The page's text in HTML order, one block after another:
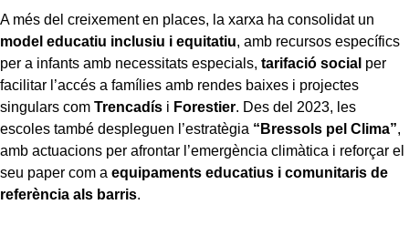
A més del creixement en places, la xarxa ha consolidat un
model educatiu inclusiu i equitatiu, amb recursos específics
per a infants amb necessitats especials, tarifació social per
facilitar l’accés a famílies amb rendes baixes i projectes
singulars com Trencadís i Forestier. Des del 2023, les
escoles també despleguen l’estratègia “Bressols pel Clima”,
amb actuacions per afrontar l’emergència climàtica i reforçar el
seu paper com a equipaments educatius i comunitaris de
referència als barris.